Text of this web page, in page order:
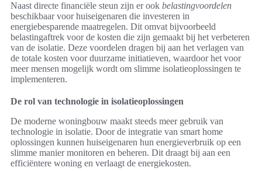
Naast directe financiële steun zijn er ook belastingvoordelen
beschikbaar voor huiseigenaren die investeren in
energiebesparende maatregelen. Dit omvat bijvoorbeeld
belastingaftrek voor de kosten die zijn gemaakt bij het verbeteren
van de isolatie. Deze voordelen dragen bij aan het verlagen van
de totale kosten voor duurzame initiatieven, waardoor het voor
meer mensen mogelijk wordt om slimme isolatieoplossingen te
implementeren.
De rol van technologie in isolatieoplossingen
De moderne woningbouw maakt steeds meer gebruik van
technologie in isolatie. Door de integratie van smart home
oplossingen kunnen huiseigenaren hun energieverbruik op een
slimme manier monitoren en beheren. Dit draagt bij aan een
efficiëntere woning en verlaagt de energiekosten.